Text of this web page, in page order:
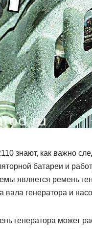
знают, как важно
батареи и
является ремень
вала генератора и
генератора может